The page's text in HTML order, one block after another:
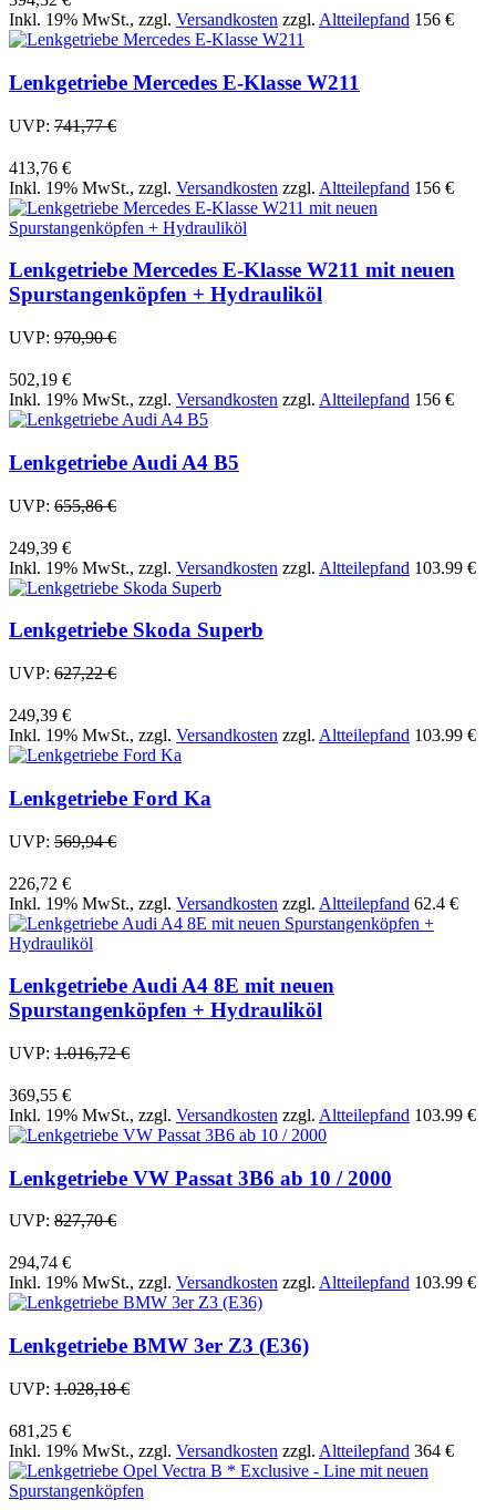
Inkl. 19% MwSt., zzgl. Versandkosten zzgl. Altteilepfand 156 €
Lenkgetriebe Mercedes E-Klasse W211
UVP: 741,77 €
413,76 €
Inkl. 19% MwSt., zzgl. Versandkosten zzgl. Altteilepfand 156 €
Lenkgetriebe Mercedes E-Klasse W211 mit neuen
Spurstangenköpfen + Hydrauliköl
UVP: 970,90 €
502,19 €
Inkl. 19% MwSt., zzgl. Versandkosten zzgl. Altteilepfand 156 €
Lenkgetriebe Audi A4 B5
UVP: 655,86 €
249,39 €
Inkl. 19% MwSt., zzgl. Versandkosten zzgl. Altteilepfand 103.99 €
Lenkgetriebe Skoda Superb
UVP: 627,22 €
249,39 €
Inkl. 19% MwSt., zzgl. Versandkosten zzgl. Altteilepfand 103.99 €
Lenkgetriebe Ford Ka
UVP: 569,94 €
226,72 €
Inkl. 19% MwSt., zzgl. Versandkosten zzgl. Altteilepfand 62.4 €
Lenkgetriebe Audi A4 8E mit neuen
Spurstangenköpfen + Hydrauliköl
UVP: 1.016,72 €
369,55 €
Inkl. 19% MwSt., zzgl. Versandkosten zzgl. Altteilepfand 103.99 €
Lenkgetriebe VW Passat 3B6 ab 10 / 2000
UVP: 827,70 €
294,74 €
Inkl. 19% MwSt., zzgl. Versandkosten zzgl. Altteilepfand 103.99 €
Lenkgetriebe BMW 3er Z3 (E36)
UVP: 1.028,18 €
681,25 €
Inkl. 19% MwSt., zzgl. Versandkosten zzgl. Altteilepfand 364 €